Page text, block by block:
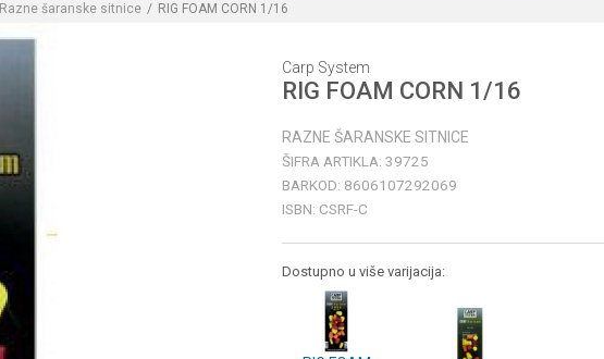
Razne šaranske sitnice RIG FOAM CORN 1/16
Carp System
RIG FOAM CORN 1/16
RAZNE ŠARANSKE SITNICE
ŠIFRA ARTIKLA: 39725
BARKOD: 8606107292069
ISBN: CSRF-C
Dostupno u više varijacija: